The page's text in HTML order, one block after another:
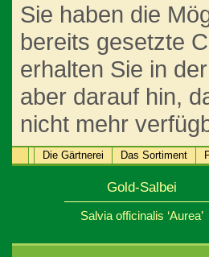
Sie haben die
bereits gesetzte
erhalten Sie in
aber darauf hin,
nicht mehr
Die Gärtnerei Das Sortiment
Gold-Salbei
Salvia officinalis ‘Aurea’